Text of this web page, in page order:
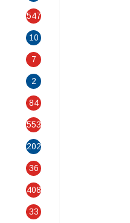
547
10
7
2
84
553
202
36
408
33